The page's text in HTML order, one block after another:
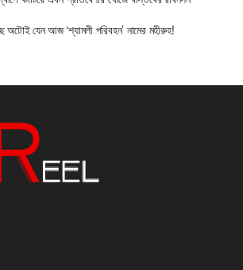
অটোই যেন আজ ‘শ্যামলী পরিবহন’ নামের মহীরুহ!